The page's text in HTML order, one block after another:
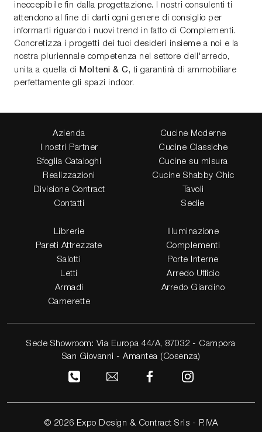
ineccepibile fin dalla progettazione. I nostri consulenti ti
attendono al fine di darti ogni genere di consiglio per
informarti riguardo i nuovi trend in fatto di Complementi.
Concretizza i progetti dei tuoi desideri insieme a noi e la
nostra pluriennale competenza nel settore dell'arredo,
unita a quella di Molteni & C , ti garantirà di ammobiliare
perfettamente gli spazi indoor.
Azienda
I nostri Partner
Sfoglia Cataloghi
Realizzazioni
Divisione Contract
Contatti
Cucine Moderne
Cucine Classiche
Cucine su misura
Cucine Shabby Chic
Tavoli
Sedie
Librerie
Pareti Attrezzate
Salotti
Letti
Armadi
Camerette
Illuminazione
Complementi
Porte Interne
Arredo Ufficio
Arredo Giardino
Sede Showroom: Via Europa 44/A, 87032 - Campora
San Giovanni - Amantea (Cosenza)
© 2026 Expo Design & Contract Srls - P.IVA